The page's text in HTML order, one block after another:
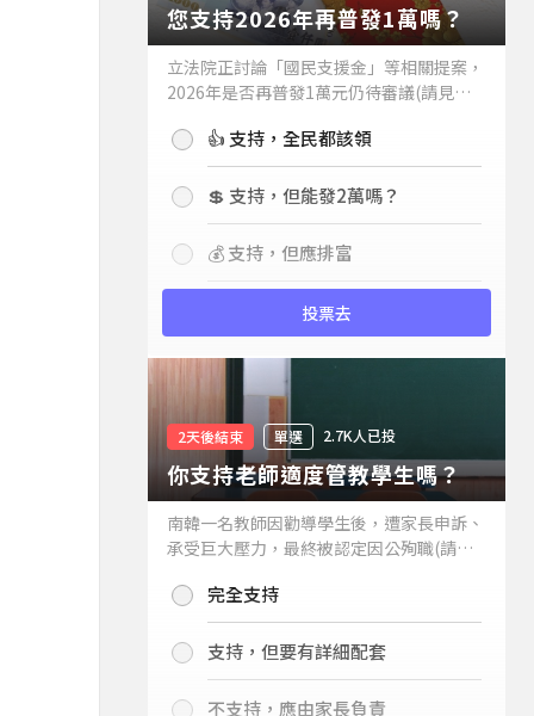
您支持2026年再普發1萬嗎？
立法院正討論「國民支援金」等相關提案，
2026年是否再普發1萬元仍待審議(請見下
持嗎？👍 支持，全民都該領
💲 支持，但能發2萬嗎？
💰 支持，但應排富
投票去
2天後結束 單選 2.7K人已投
你支持老師適度管教學生嗎？
南韓一名教師因勸導學生後，遭家長申訴、
承受巨大壓力，最終被認定因公殉職(請見
你支持老師適度管教學生嗎？
完全支持
支持，但要有詳細配套
不支持，應由家長負責